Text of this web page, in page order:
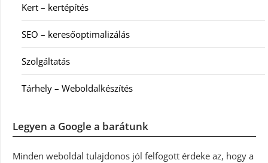
Kert – kertépítés
SEO – keresőoptimalizálás
Szolgáltatás
Tárhely – Weboldalkészítés
Legyen a Google a barátunk
Minden weboldal tulajdonos jól felfogott érdeke az, hogy a